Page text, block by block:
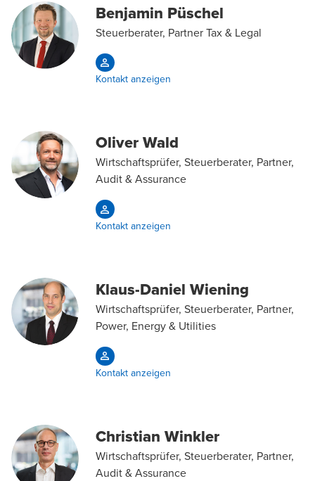
Benjamin Püschel
Steuerberater, Partner Tax & Legal
Kontakt anzeigen
Oliver Wald
Wirtschaftsprüfer, Steuerberater, Partner,
Audit & Assurance
Kontakt anzeigen
Klaus-Daniel Wiening
Wirtschaftsprüfer, Steuerberater, Partner,
Power, Energy & Utilities
Kontakt anzeigen
Christian Winkler
Wirtschaftsprüfer, Steuerberater, Partner,
Audit & Assurance